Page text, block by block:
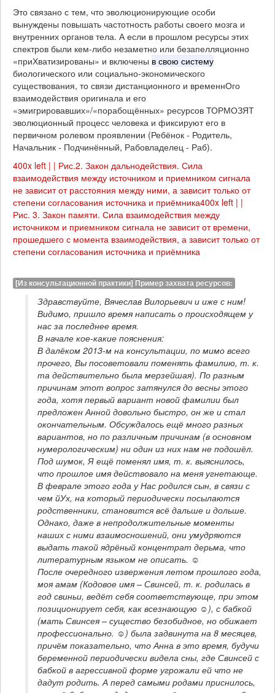
Это связано с тем, что эволюционирующие особи
вынуждены повышать частотность работы своего мозга и
внутренних органов тела. А если в прошлом ресурсы этих
спектров были кем-либо незаметно или безапелляционно
«приХватизированы» и включены в свою систему
биологического или социально-экономического
существования, то связи дистанционного и временнОго
взаимодействия оригинала и его
«эмигрировавших»/«порабощённых» ресурсов ТОРМОЗЯТ
эволюционный процесс человека и фиксируют его в
первичном ролевом проявлении (Ребёнок - Родитель,
Начальник - Подчинённый, Рабовладелец - Раб).
400x left | | Рис.2. Закон дальнодействия. Сила
взаимодействия между источником и приемником сигнала
не зависит от расстояния между ними, а зависит только от
степени согласования источника и приёмника400x left | |
Рис. 3. Закон памяти. Сила взаимодействия между
источником и приемником сигнала не зависит от времени,
прошедшего с момента взаимодействия, а зависит только от
степени согласования источника и приёмника
[Из консультационной практики] Пример захвата ресурсов:
Здравствуйте, Вячеслав Вилорьевич и иже с ним!
Видимо, пришло время написать о происходящем у
нас за последнее время.
В начале кое-какие пояснения:
В далёком 2013-м на консультации, по мимо всего
прочего, Вы посоветовали поменять фамилию, т. к.
та действительно была мерзейшая). По разным
причинам этот вопрос затянулся до весны этого
года, хотя первый вариант новой фамилии был
предложен Анной довольно быстро, он же и стал
окончательным. Обсуждалось ещё много разных
вариантов, но по различным причинам (в основном
нумерологическим) ни один из них нам не подошёл.
Под шумок, Я ещё поменял имя, т. к. выяснилось,
что прошлое имя действовало на меня угнетающе.
В феврале этого года у Нас родился сын, в связи с
чем йУх, на который периодически посылаются
родственники, становится всё дальше и дольше.
Однако, даже в непродолжительные моменты
наших с ними взаимосношений, они умудряются
выдать такой ядрёный концентрат дерьма, что
литературным языком не описать. ☺
После очередного извержения летом прошлого года,
моя амам (Кодовое имя – Свинсей, т. к. родилась в
год свиньи, ведёт себя соответствующе, при этом
позиционирует себя, как всезнающую ☺), с бабкой
(мать Свинсея – существо безобидное, но обижает
профессионально. ☺) была задвинута на 8 месяцев,
причём показательно, что Анна в это время, будучи
беременной периодически видела сны, где Свинсей с
бабкой в агрессивной форме угрожали ей что не
дадут родить. А перед самыми родами приснилось,